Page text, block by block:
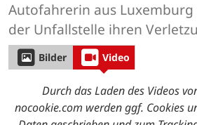
Autofahrerin aus
der Unfallstelle ihren
Bilder Video
Durch das Laden des Videos
nocookie.com werden ggf. Cookies